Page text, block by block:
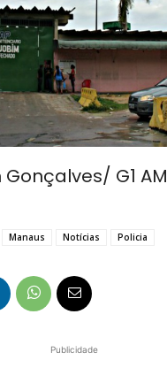
Gonçalves/ G1 AM
Manaus Notícias Policia
Publicidade